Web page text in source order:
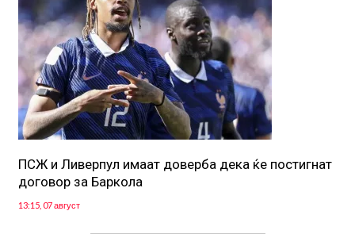
ПСЖ и Ливерпул имаат доверба дека ќе постигнат
договор за Баркола
13:15, 07 август